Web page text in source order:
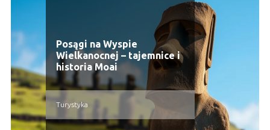
Posągi na Wyspie
Wielkanocnej – tajemnice i
historia Moai
Turystyka